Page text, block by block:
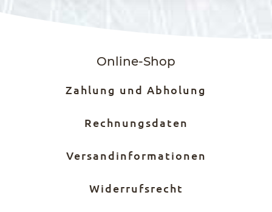
Online-Shop
Zahlung und Abholung
Rechnungsdaten
Versandinformationen
Widerrufsrecht